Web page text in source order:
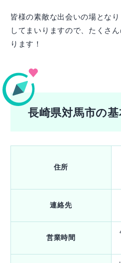
皆様の素敵な出会いの場とな
してまいりますので、たくさ
ります！
長崎県対馬市の基
住所
連絡先
営業時間